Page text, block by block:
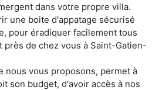
dans votre propre villa.
une boite d'appatage sécurisé
pour éradiquer facilement tous
de chez vous à Saint-Gatien-
nous vous proposons, permet à
son budget, d'avoir accès à nos